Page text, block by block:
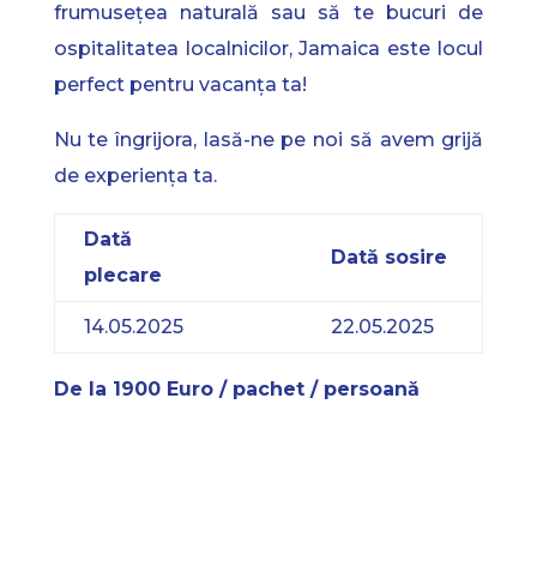
frumusețea naturală sau să te bucuri de
ospitalitatea localnicilor, Jamaica este locul
perfect pentru vacanța ta!
Nu te îngrijora, lasă-ne pe noi să avem grijă
de experiența ta.
Dată
plecare
Dată sosire
14.05.2025 22.05.2025
De la 1900 Euro / pachet / persoană